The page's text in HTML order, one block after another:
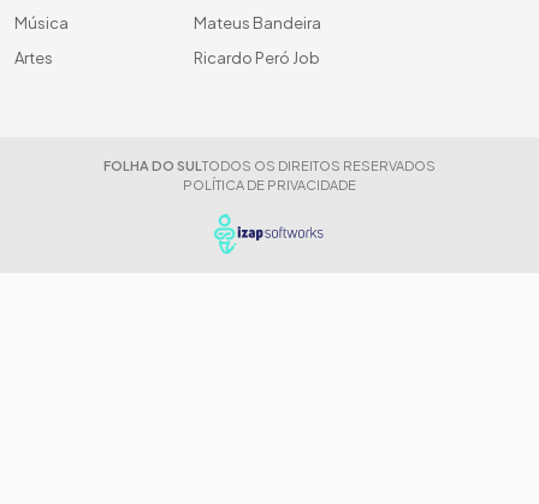
Música
Artes
Mateus Bandeira
Ricardo Peró Job
FOLHA DO SUL TODOS OS DIREITOS RESERVADOS
POLÍTICA DE PRIVACIDADE